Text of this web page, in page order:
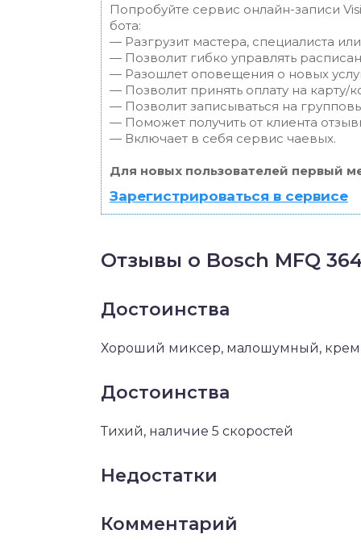
Попробуйте сервис онлайн-записи
бота:
— Разгрузит мастера, специалиста
— Позволит гибко управлять
— Разошлет оповещения о новых
— Позволит принять оплату на карту/
— Позволит записываться на
— Поможет получить от клиента
— Включает в себя сервис чаевых.
Для новых пользователей первый
Зарегистрироваться в сервисе
Отзывы о Bosch MFQ
Достоинства
Хороший миксер, малошумный, крем
Достоинства
Тихий, наличие 5 скоростей
Недостатки
Комментарий